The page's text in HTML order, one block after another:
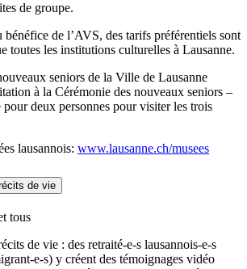
de groupe.
bénéfice de l’AVS, des tarifs préférentiels sont
toutes les institutions culturelles à Lausanne.
seniors de la Ville de Lausanne
à la Cérémonie des nouveaux seniors –
deux personnes pour visiter les trois
lausannois: www.lausanne.ch/musees
de vie
tous
de vie : des retraité-e-s lausannois-e-s
e-s) y créent des témoignages vidéo